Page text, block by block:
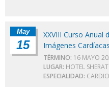
May
15
XXVIII Curso Anual
Imágenes Cardíacas
TÉRMINO: 16 MAYO
LUGAR: HOTEL
ESPECIALIDAD: